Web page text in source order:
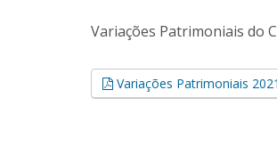
Variações Patrimoniais do
Variações Patrimoniais